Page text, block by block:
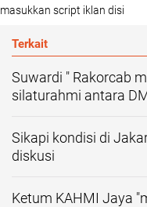
masukkan script iklan disi
Terkait
Suwardi " Rakorcab
silaturahmi antara
Sikapi kondisi di
diskusi
Ketum KAHMI Jaya